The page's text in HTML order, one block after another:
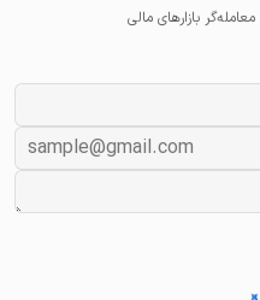
بازارهای مالی